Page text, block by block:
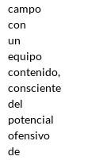
campo
con
un
equipo
contenido,
consciente
del
potencial
ofensivo
de